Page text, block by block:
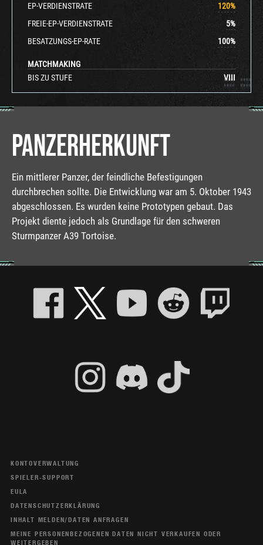
EP-VERDIENSTRATE
120%
FREIE-EP-VERDIENSTRATE
5%
BESATZUNGS-EP-RATE
100%
MATCHMAKING
BIS ZU STUFE
VIII
PANZERHERKUNFT
Ein mittlerer Panzer, der feindliche Befestigungen
durchbrechen sollte. Die Entwicklung war am 5. Oktober 1943
abgeschlossen. Es wurden keine Prototypen gebaut. Das
Projekt diente jedoch als Grundlage für den schweren
Sturmpanzer A39 Tortoise.
KONTOVERWALTUNG
SPIELER-SUPPORT
EULA
DATENSCHUTZERKLÄRUNG
INHALT MELDEN/DATEN ANFRAGEN
MEINE PERSONENBEZOGENEN DATEN NICHT VERKAUFEN ODER
WEITERGEBEN